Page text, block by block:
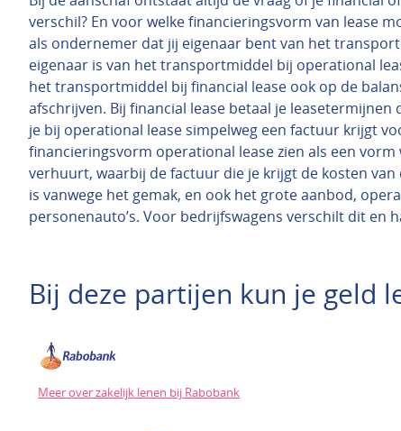
verschil? En voor welke financieringsvorm van lease
als ondernemer dat jij eigenaar bent van het
eigenaar is van het transportmiddel bij operational
het transportmiddel bij financial lease ook op de
afschrijven. Bij financial lease betaal je
je bij operational lease simpelweg een factuur krijgt
financieringsvorm operational lease zien als een
verhuurt, waarbij de factuur die je krijgt de kosten
is vanwege het gemak, en ook het grote aanbod,
personenauto’s. Voor bedrijfswagens verschilt dit en
Bij deze partijen kun je geld
Meer over zakelijk lenen bij Rabobank